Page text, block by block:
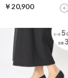
￥20,900